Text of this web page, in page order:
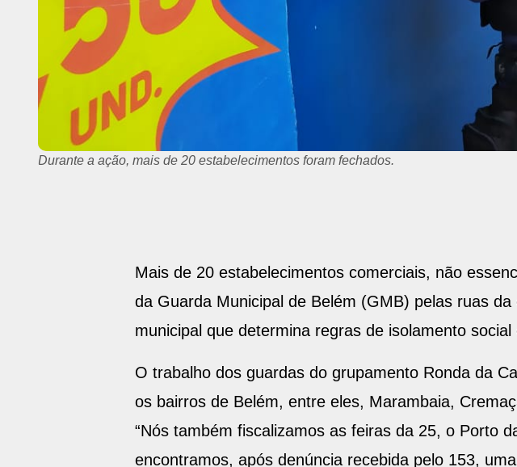
Os agentes percorreram alguns bairros de Belém, durante fiscalização.
Mais de 20 estabelecimentos comerciais, não
da Guarda Municipal de Belém (GMB) pelas ruas
municipal que determina regras de isolamento
O trabalho dos guardas do grupamento Ronda da
os bairros de Belém, entre eles, Marambaia,
“Nós também fiscalizamos as feiras da 25, o Porto
encontramos, após denúncia recebida pelo 153,